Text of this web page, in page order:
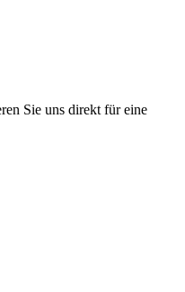
Sie uns direkt für eine